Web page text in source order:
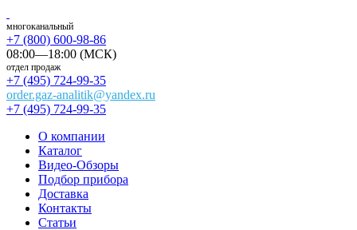
многоканальный
+7 (800) 600-98-86
08:00—18:00 (МСК)
отдел продаж
+7 (495) 724-99-35
order.gaz-analitik@yandex.ru
+7 (495) 724-99-35
О компании
Каталог
Видео-Обзоры
Подбор прибора
Доставка
Контакты
Статьи